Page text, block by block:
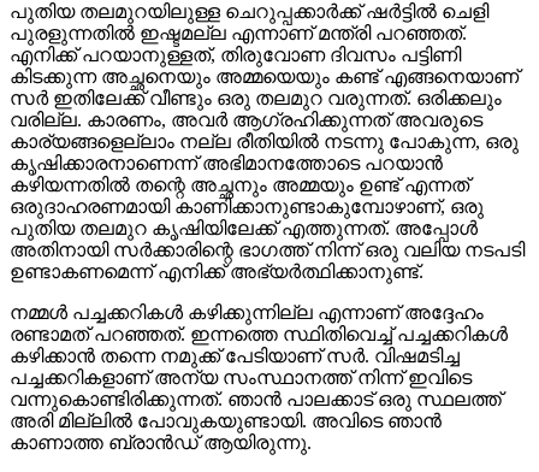
പുതിയ തലമുറയിലുള്ള ചെറുപ്പക്കാര്‍ക്ക് ഷര്‍ട്ടില്‍ ചെളി
പുരളുന്നതില്‍ ഇഷ്ടമല്ല എന്നാണ് മന്ത്രി പറഞ്ഞത്.
എനിക്ക് പറയാനുള്ളത്, തിരുവോണ ദിവസം പട്ടിണി
കിടക്കുന്ന അച്ഛനെയും അമ്മയെയും കണ്ട് എങ്ങനെയാണ്
സര്‍ ഇതിലേക്ക് വീണ്ടും ഒരു തലമുറ വരുന്നത്. ഒരിക്കലും
വരില്ല. കാരണം, അവര്‍ ആഗ്രഹിക്കുന്നത് അവരുടെ
കാര്യങ്ങളെല്ലാം നല്ല രീതിയില്‍ നടന്നു പോകുന്ന, ഒരു
കൃഷിക്കാരനാണെന്ന് അഭിമാനത്തോടെ പറയാന്‍
കഴിയന്നതില്‍ തന്റെ അച്ഛനും അമ്മയും ഉണ്ട് എന്നത്
ഒരുദാഹരണമായി കാണിക്കാനുണ്ടാകുമ്പോഴാണ്, ഒരു
പുതിയ തലമുറ കൃഷിയിലേക്ക് എത്തുന്നത്. അപ്പോള്‍
അതിനായി സര്‍ക്കാരിന്റെ ഭാഗത്ത് നിന്ന് ഒരു വലിയ നടപടി
ഉണ്ടാകണമെന്ന് എനിക്ക് അഭ്യര്‍ത്ഥിക്കാനുണ്ട്.
നമ്മള്‍ പച്ചക്കറികള്‍ കഴിക്കുന്നില്ല എന്നാണ് അദ്ദേഹം
രണ്ടാമത് പറഞ്ഞത്. ഇന്നത്തെ സ്ഥിതിവെച്ച് പച്ചക്കറികള്‍
കഴിക്കാന്‍ തന്നെ നമുക്ക് പേടിയാണ് സര്‍. വിഷമടിച്ച
പച്ചക്കറികളാണ് അന്യ സംസ്ഥാനത്ത് നിന്ന് ഇവിടെ
വന്നുകൊണ്ടിരിക്കുന്നത്. ഞാന്‍ പാലക്കാട് ഒരു സ്ഥലത്ത്
അരി മില്ലില്‍ പോവുകയുണ്ടായി. അവിടെ ഞാന്‍
കാണാത്ത ബ്രാന്‍ഡ് ആയിരുന്നു.